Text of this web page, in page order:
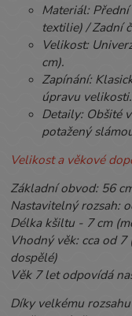
Materiál:
textilie) / Zadní
Velikost:
cm).
Zapínání:
úpravu velikosti.
Detaily: Obšité
potažený
Velikost a věkové
Základní obvod: 56
Nastavitelný rozsah:
Délka kšiltu - 7 cm
Vhodný věk: cca od
dospělé)
Věk 7 let odpovídá
Díky velkému